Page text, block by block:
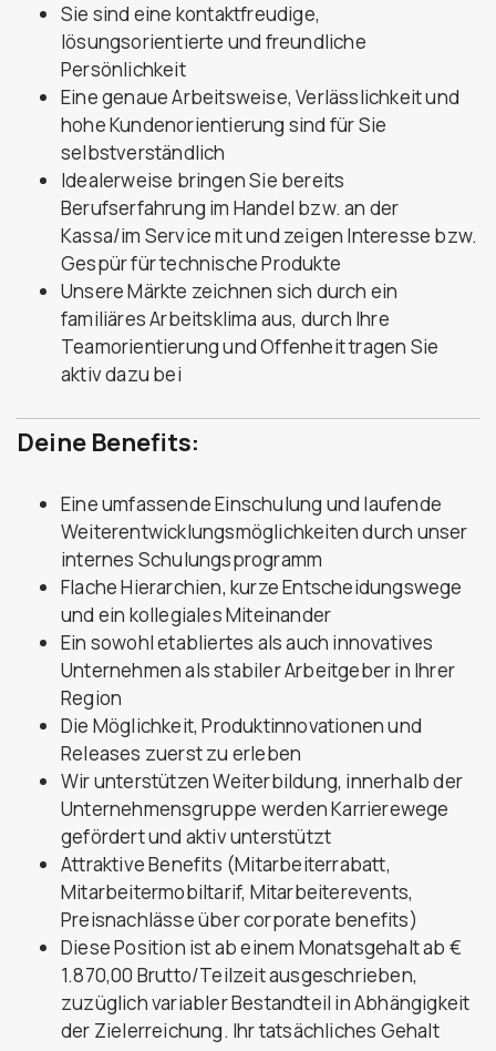
Sie sind eine kontaktfreudige,
lösungsorientierte und freundliche
Persönlichkeit
Eine genaue Arbeitsweise, Verlässlichkeit und
hohe Kundenorientierung sind für Sie
selbstverständlich
Idealerweise bringen Sie bereits
Berufserfahrung im Handel bzw. an der
Kassa/im Service mit und zeigen Interesse bzw.
Gespür für technische Produkte
Unsere Märkte zeichnen sich durch ein
familiäres Arbeitsklima aus, durch Ihre
Teamorientierung und Offenheit tragen Sie
aktiv dazu bei
Deine Benefits:
Eine umfassende Einschulung und laufende
Weiterentwicklungsmöglichkeiten durch unser
internes Schulungsprogramm
Flache Hierarchien, kurze Entscheidungswege
und ein kollegiales Miteinander
Ein sowohl etabliertes als auch innovatives
Unternehmen als stabiler Arbeitgeber in Ihrer
Region
Die Möglichkeit, Produktinnovationen und
Releases zuerst zu erleben
Wir unterstützen Weiterbildung, innerhalb der
Unternehmensgruppe werden Karrierewege
gefördert und aktiv unterstützt
Attraktive Benefits (Mitarbeiterrabatt,
Mitarbeitermobiltarif, Mitarbeiterevents,
Preisnachlässe über corporate benefits)
Diese Position ist ab einem Monatsgehalt ab €
1.870,00 Brutto/Teilzeit ausgeschrieben,
zuzüglich variabler Bestandteil in Abhängigkeit
der Zielerreichung. Ihr tatsächliches Gehalt